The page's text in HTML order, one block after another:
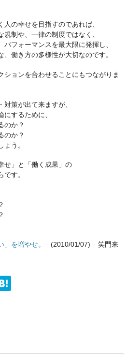
の幸せを目指すのであれば、
規制や、一律の制度ではなく、
フォーマンスを最大限に発揮し、
、働き方の多様性が大切なのです。
ションを合わせることにもつながりま
策が出て来ますが、
にするために、
のか？
のか？
ょう。
せ」と「働く成果」の
す。
」を増やせ。– (2010/01/07) – 笑門来